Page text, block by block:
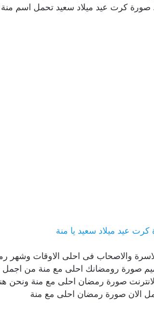
صورة كرت عيد ميلاد سعيد تحمل اسم منة
عيد ميلاد سعيد يا منة
والاصحاب فى احلى الاوقات وشهر
صورة رومضانك احلى مع منة من اجمل
الانترنت صورة رمضان احلى مع منة ونحن
الان صورة رمضان احلى مع منة